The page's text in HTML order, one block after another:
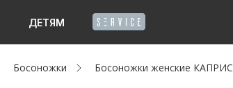
ДЕТЯМ
Босоножки Босоножки женские КАПРИС